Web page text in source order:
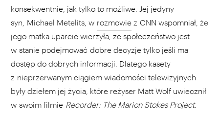
konsekwentnie, jak tylko to możliwe. Jej jedyny
syn, Michael Metelits, w rozmowie z CNN wspomniał, że
jego matka uparcie wierzyła, że społeczeństwo jest
w stanie podejmować dobre decyzje tylko jeśli ma
dostęp do dobrych informacji. Dlatego kasety
z nieprzerwanym ciągiem wiadomości telewizyjnych
były dziełem jej życia, które reżyser Matt Wolf uwiecznił
w swoim filmie Recorder: The Marion Stokes Project.